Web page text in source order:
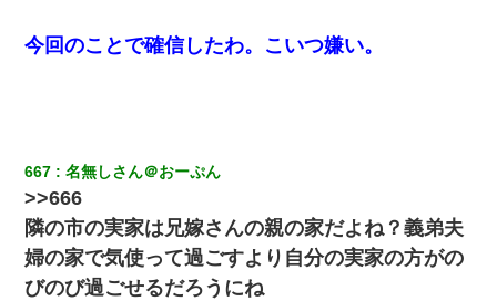
たがお断りした。後日Aの企みを知ってゾッとするやら腹立
つやら！
彼氏家「うちは墨入れるのが伝統だから。お前も彫れ」 →
結果…
今回のことで確信したわ。こいつ嫌い。
667 名無しさん＠おーぷん
>>666
隣の市の実家は兄嫁さんの親の家だよね？義弟夫
婦の家で気使って過ごすより自分の実家の方がの
びのび過ごせるだろうにね